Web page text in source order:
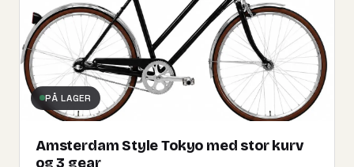
PÅ LAGER
Amsterdam Style Tokyo med stor kurv
og 3 gear